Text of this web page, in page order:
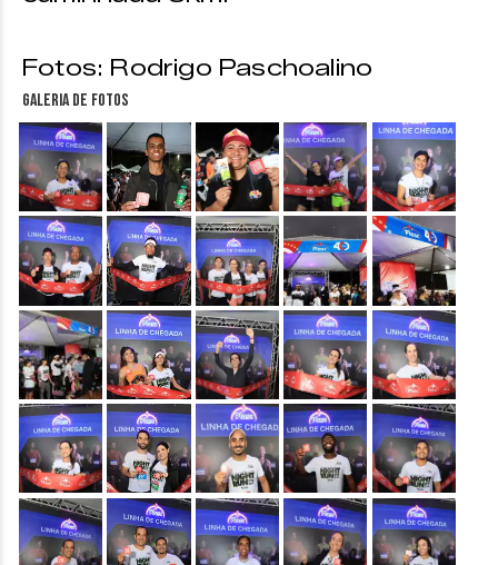
Fotos: Rodrigo Paschoalino
Galeria de fotos
&nbsp; &nbsp; &nbsp; &nbsp; &nbsp;
&nbsp; &nbsp; &nbsp; &nbsp; &nbsp;
&nbsp; &nbsp; &nbsp; &nbsp; &nbsp;
&nbsp; &nbsp; &nbsp; &nbsp; &nbsp;
&nbsp; &nbsp; &nbsp; &nbsp; &nbsp;